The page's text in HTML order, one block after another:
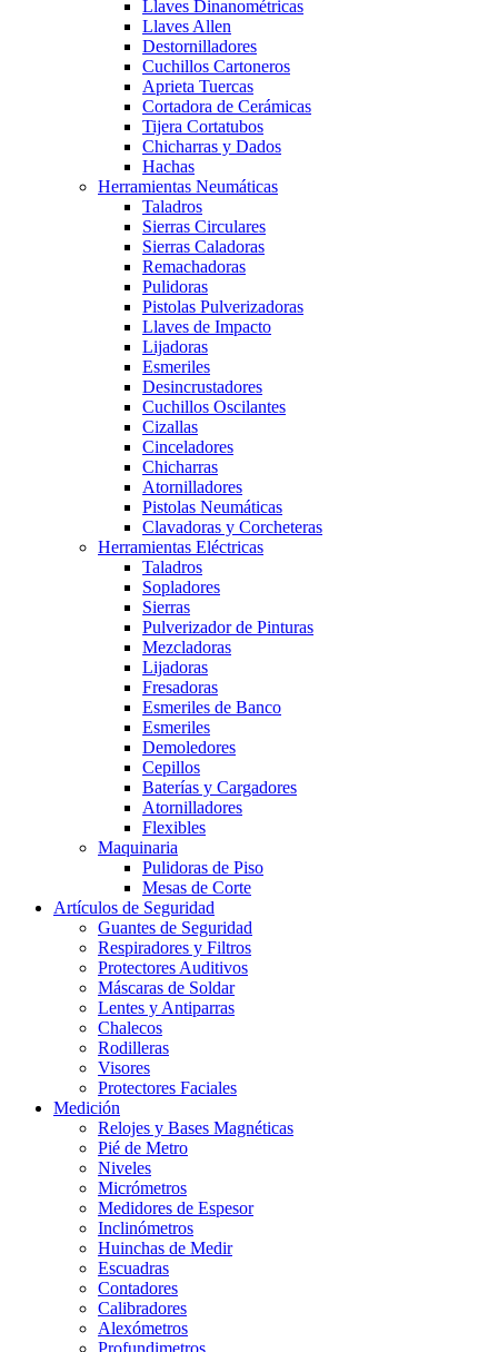
Llaves Dinanométricas
Llaves Allen
Destornilladores
Cuchillos Cartoneros
Aprieta Tuercas
Cortadora de Cerámicas
Tijera Cortatubos
Chicharras y Dados
Hachas
Herramientas Neumáticas
Taladros
Sierras Circulares
Sierras Caladoras
Remachadoras
Pulidoras
Pistolas Pulverizadoras
Llaves de Impacto
Lijadoras
Esmeriles
Desincrustadores
Cuchillos Oscilantes
Cizallas
Cinceladores
Chicharras
Atornilladores
Pistolas Neumáticas
Clavadoras y Corcheteras
Herramientas Eléctricas
Taladros
Sopladores
Sierras
Pulverizador de Pinturas
Mezcladoras
Lijadoras
Fresadoras
Esmeriles de Banco
Esmeriles
Demoledores
Cepillos
Baterías y Cargadores
Atornilladores
Flexibles
Maquinaria
Pulidoras de Piso
Mesas de Corte
Artículos de Seguridad
Guantes de Seguridad
Respiradores y Filtros
Protectores Auditivos
Máscaras de Soldar
Lentes y Antiparras
Chalecos
Rodilleras
Visores
Protectores Faciales
Medición
Relojes y Bases Magnéticas
Pié de Metro
Niveles
Micrómetros
Medidores de Espesor
Inclinómetros
Huinchas de Medir
Escuadras
Contadores
Calibradores
Alexómetros